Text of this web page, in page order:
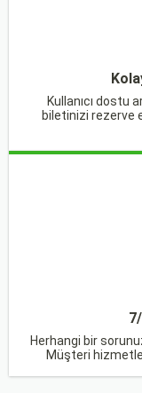
Kullanıcı dostu
biletinizi rezerve
Herhangi bir
Müşteri